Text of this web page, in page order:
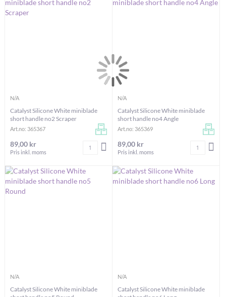
N/A
Catalyst Silicone White miniblade
short handle no2 Scraper
Art.no: 365367
89,00 kr
Pris inkl. moms
Antal LÄGG I VARUKORGEN
N/A
Catalyst Silicone White miniblade
short handle no4 Angle
Art.no: 365369
89,00 kr
Pris inkl. moms
Antal
N/A
Catalyst Silicone White miniblade
N/A
Catalyst Silicone White miniblade